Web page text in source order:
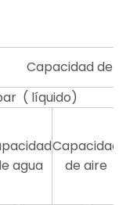
Capacidad de
( líquido)
agua
Capacidad
de aire